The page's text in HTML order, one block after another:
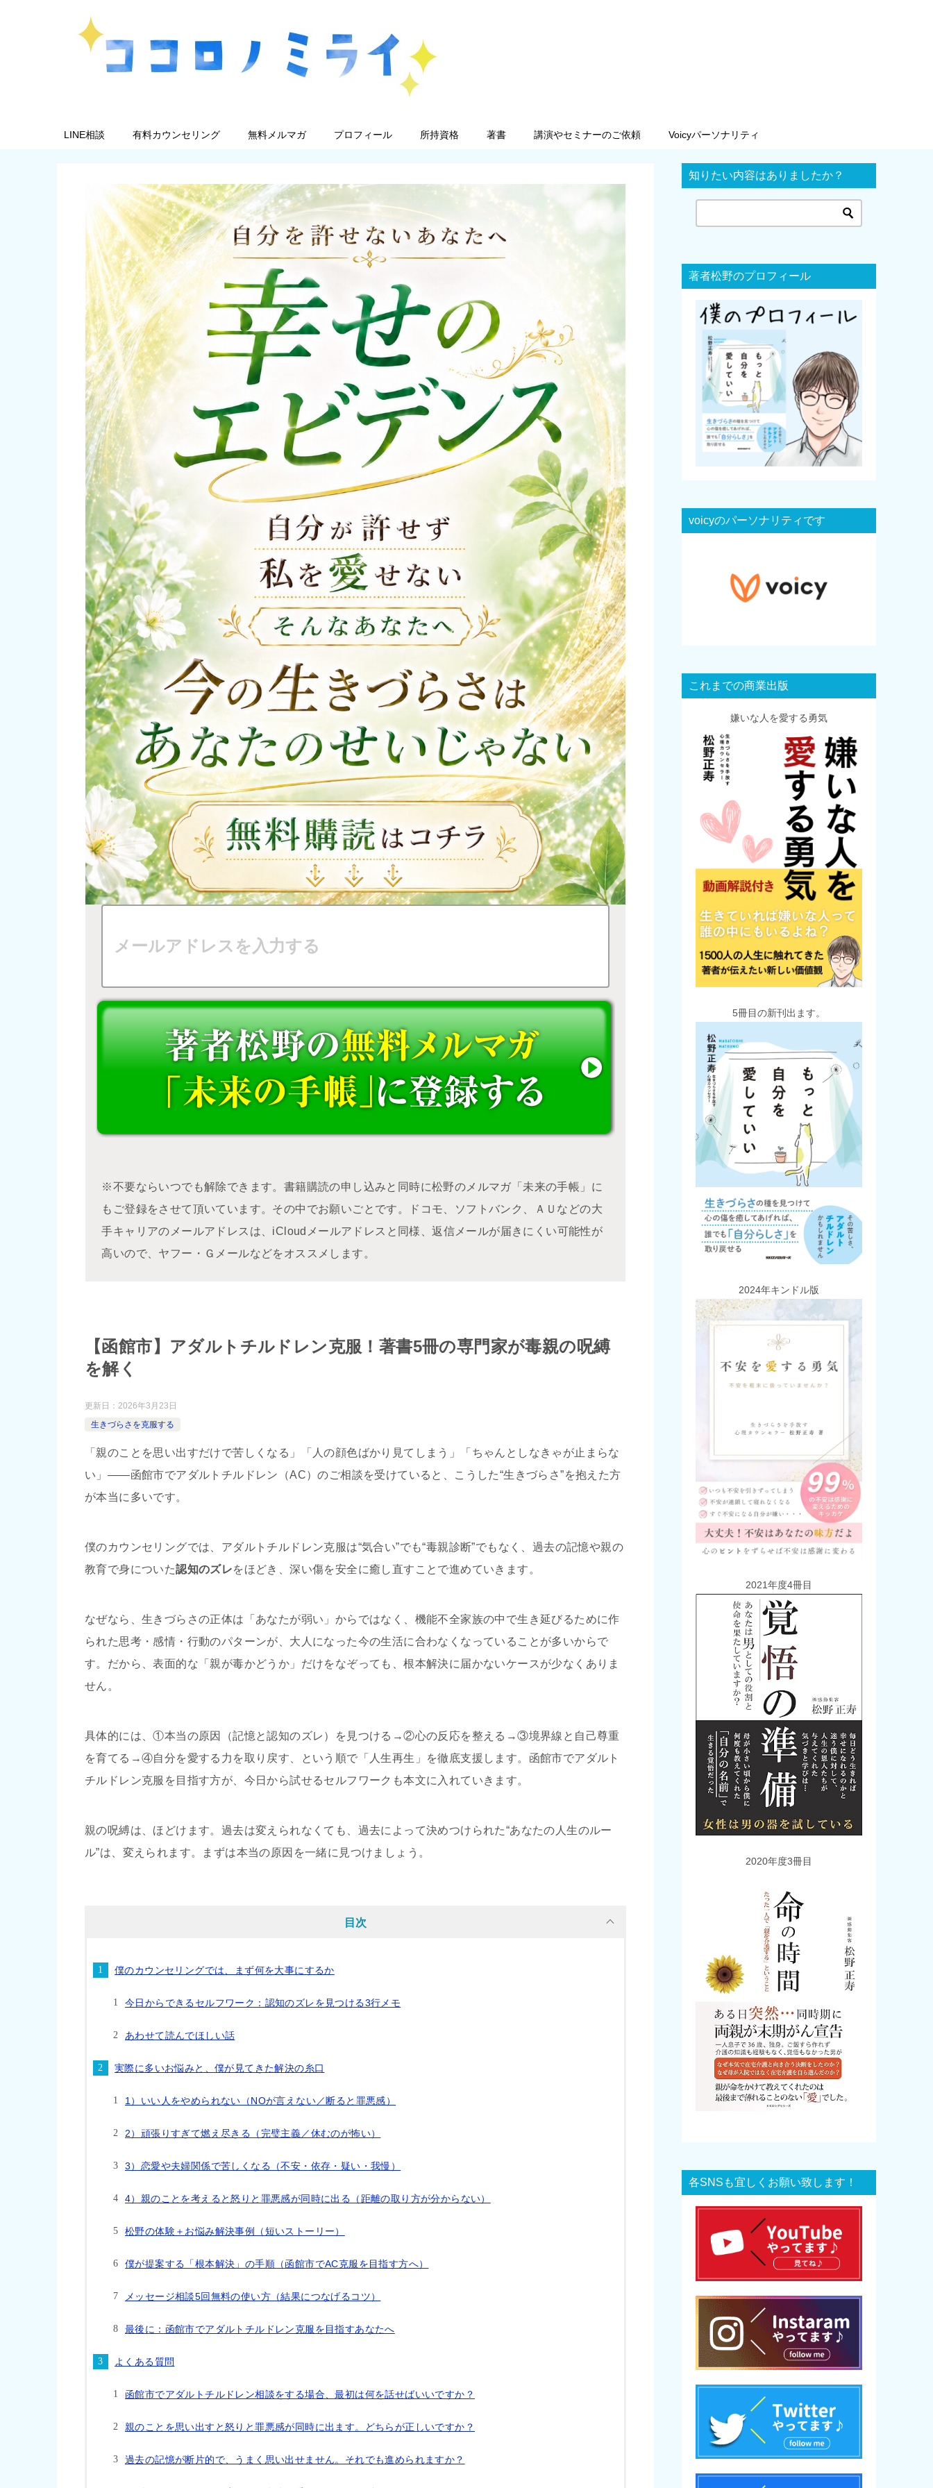
LINE相談 有料カウンセリング 無料メルマガ プロフィール 所持資格 著書 講演やセミナーのご依頼 Voicyパーソナリティ
※不要ならいつでも解除できます。書籍購読の申し込みと同時に松野のメルマガ「未来の手帳」に
もご登録をさせて頂いています。その中でお願いごとです。ドコモ、ソフトバンク、ＡＵなどの大
手キャリアのメールアドレスは、iCloudメールアドレスと同様、返信メールが届きにくい可能性が
高いので、ヤフー・Ｇメールなどをオススメします。
【函館市】アダルトチルドレン克服！著書5冊の専門家が毒親の呪縛
を解く
更新日： 2026年3月23日
生きづらさを克服する
「親のことを思い出すだけで苦しくなる」「人の顔色ばかり見てしまう」「ちゃんとしなきゃが止まらな
い」――函館市でアダルトチルドレン（AC）のご相談を受けていると、こうした“生きづらさ”を抱えた方
が本当に多いです。
僕のカウンセリングでは、アダルトチルドレン克服は“気合い”でも“毒親診断”でもなく、過去の記憶や親の
教育で身についた認知のズレをほどき、深い傷を安全に癒し直すことで進めていきます。
なぜなら、生きづらさの正体は「あなたが弱い」からではなく、機能不全家族の中で生き延びるために作
られた思考・感情・行動のパターンが、大人になった今の生活に合わなくなっていることが多いからで
す。だから、表面的な「親が毒かどうか」だけをなぞっても、根本解決に届かないケースが少なくありま
せん。
具体的には、①本当の原因（記憶と認知のズレ）を見つける→②心の反応を整える→③境界線と自己尊重
を育てる→④自分を愛する力を取り戻す、という順で「人生再生」を徹底支援します。函館市でアダルト
チルドレン克服を目指す方が、今日から試せるセルフワークも本文に入れていきます。
親の呪縛は、ほどけます。過去は変えられなくても、過去によって決めつけられた“あなたの人生のルー
ル”は、変えられます。まずは本当の原因を一緒に見つけましょう。
目次
僕のカウンセリングでは、まず何を大事にするか
今日からできるセルフワーク：認知のズレを見つける3行メモ
あわせて読んでほしい話
実際に多いお悩みと、僕が見てきた解決の糸口
1）いい人をやめられない（NOが言えない／断ると罪悪感）
2）頑張りすぎて燃え尽きる（完璧主義／休むのが怖い）
3）恋愛や夫婦関係で苦しくなる（不安・依存・疑い・我慢）
4）親のことを考えると怒りと罪悪感が同時に出る（距離の取り方が分からない）
松野の体験＋お悩み解決事例（短いストーリー）
僕が提案する「根本解決」の手順（函館市でAC克服を目指す方へ）
メッセージ相談5回無料の使い方（結果につなげるコツ）
最後に：函館市でアダルトチルドレン克服を目指すあなたへ
よくある質問
函館市でアダルトチルドレン相談をする場合、最初は何を話せばいいですか？
親のことを思い出すと怒りと罪悪感が同時に出ます。どちらが正しいですか？
過去の記憶が断片的で、うまく思い出せません。それでも進められますか？
知りたい内容はありましたか？
著者松野のプロフィール
voicyのパーソナリティです
これまでの商業出版
嫌いな人を愛する勇気
5冊目の新刊出ます。
2024年キンドル版
2021年度4冊目
2020年度3冊目
各SNSも宜しくお願い致します！